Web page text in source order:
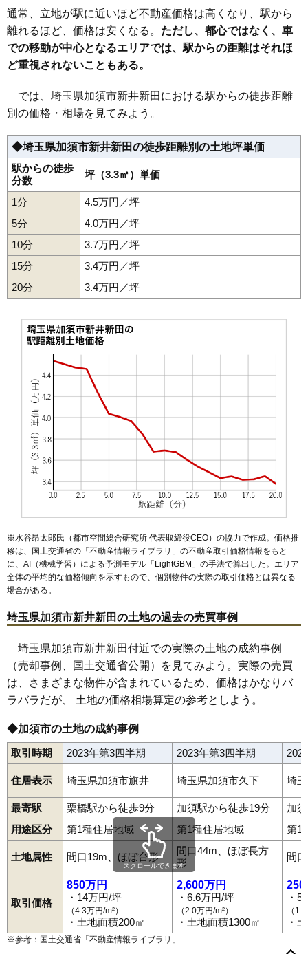
30 北小浜 6.6万円 727万円 0.2%
31 琴寄 6.5万円 691万円 5.6%
32 船越 6.1万円 871万円 9.4%
33 外田ケ谷 6.1万円
35 伊賀袋 5.9万円
37 多門寺 5.4万円 708万円
38 日出安
39
40 下崎
41 南大桑 5.0万円
42 馬内 5.0万円
43 間口 5.0万円
44 栄 4.7万円
46 南小浜
47 岡古井
戸川
49
51 3.8万円
52 3.8万円
53
-12.7%
3.3万円
中渡 3.2万円 260万円 -2.9%
58 芋茎 3.2万円 680万円 10.8%
59
61 北篠崎 3.0万円 218万円 -8.7%
62 杓子木 3.0万円 389万円 -0.5%
63 上崎 2.9万円 428万円 0.3%
64 北平野 2.8万円 445万円 -3.8%
65 鴻茎 2.8万円 426万円
66 北大桑 2.7万円
67 砂原 2.7万円 379万円 0.6%
68 中ノ目 2.7万円 521万円 -1.7%
69 中樋遣川 2.6万円 268万円 -12.0%
70 外記新田 2.5万円 334万円 -6.1%
71 柏戸 2.4万円 576万円 -10.5%
2.4万円 362万円
73 弥兵衛 2.4万円 -10.6%
新井新田 1,409万円 1.6%
75 志多見 498万円
戸室 2.3万円 545万円 -1.9%
77 下樋遣川 2.3万円
通常、立地が駅に近いほど不動産価格は高くなり、駅から
離れるほど、価格は安くなる。 ただし、都心ではなく、車
での移動が中心となるエリアでは、駅からの距離はそれほ
ど重視されないこともある。
では、埼玉県加須市新井新田における駅からの徒歩距離
別の価格・相場を見てみよう。
◆埼玉県加須市新井新田の徒歩距離別の土地坪単価
駅からの徒歩
分数
坪（3.3㎡）単価
1分
4.5万円／坪
5分
4.0万円／坪
10分
3.7万円／坪
15分
3.4万円／坪
20分
3.4万円／坪
※水谷昂太郎氏（都市空間総合研究所 代表取締役CEO）の協力で作成。価格推
移は、国土交通省の「不動産情報ライブラリ 」の不動産取引価格情報をもと
に、AI（機械学習）による予測モデル「LightGBM」の手法で算出した。エリア
全体の平均的な価格傾向を示すもので、個別物件の実際の取引価格とは異なる
場合がある。
埼玉県加須市新井新田の土地の過去の売買事例
埼玉県加須市新井新田付近での実際の土地の成約事例
（売却事例、国土交通省公開）を見てみよう。実際の売買
は、さまざまな物件が含まれているため、価格はかなりバ
ラバラだが、 土地の価格相場算定の参考としよう。
◆加須市の土地の成約事例
取引時期 2023年第3四半期 2023年第3四半期
住居表示 埼玉県加須市旗井 埼玉県加須市久下 埼
最寄駅 栗橋駅から徒歩9分 加須駅から徒歩19分
加
用途区分
第1種住居地域 第1種住居地域 第1
土地属性 間口19m、ほぼ台形
間口44m、ほぼ長方
形
間
取引価格
850万円
・14万円/坪
（4.3万円/m²）
・土地面積200㎡
2,600万円
・6.6万円/坪
（2.0万円/m²）
・土地面積1300㎡
250
・
（
・
スクロールできます
※参考：国土交通省「不動産情報ライブラリ 」
阿良川 大桑大越大室岡古井 上樋遣川上三俣川口北小浜
北篠崎北辻久下串作志多見下高柳下樋遣川下三俣諏訪外野
大門町多門寺 中央常泉東栄戸川土手